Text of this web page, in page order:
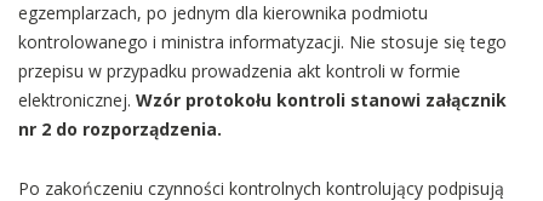
egzemplarzach, po jednym dla kierownika podmiotu
kontrolowanego i ministra informatyzacji. Nie stosuje się tego
przepisu w przypadku prowadzenia akt kontroli w formie
elektronicznej. Wzór protokołu kontroli stanowi załącznik
nr 2 do rozporządzenia.
Po zakończeniu czynności kontrolnych kontrolujący podpisują